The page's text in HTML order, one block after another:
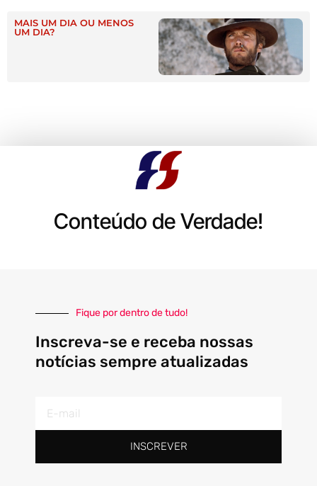
MAIS UM DIA OU MENOS
UM DIA?
Conteúdo de Verdade!
Fique por dentro de tudo!
Inscreva-se e receba nossas
notícias sempre atualizadas
mail
INSCREVER